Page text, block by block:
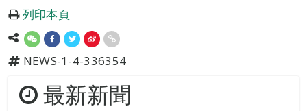
列印本頁
NEWS-1-4-336354
最新新聞